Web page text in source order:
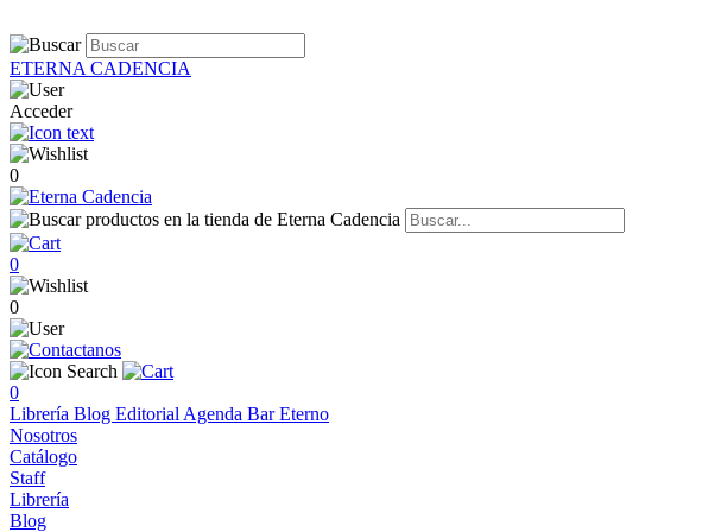
ETERNA CADENCIA
Acceder
0
0
0
0
Librería Blog Editorial Agenda Bar Eterno
Nosotros
Catálogo
Staff
Librería
Blog